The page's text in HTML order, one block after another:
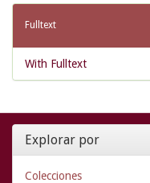
Fulltext
With Fulltext
Explorar por
Colecciones